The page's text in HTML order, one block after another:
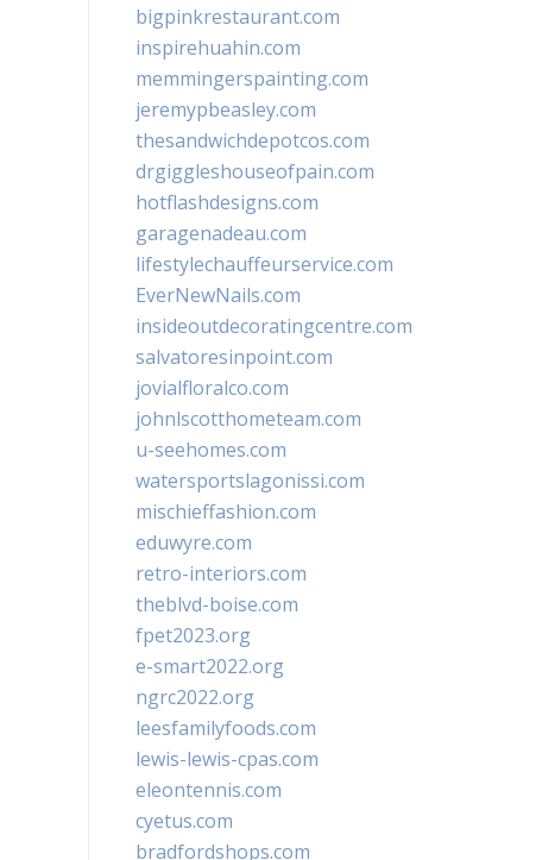
bigpinkrestaurant.com
inspirehuahin.com
memmingerspainting.com
jeremypbeasley.com
thesandwichdepotcos.com
drgiggleshouseofpain.com
hotflashdesigns.com
garagenadeau.com
lifestylechauffeurservice.com
EverNewNails.com
insideoutdecoratingcentre.com
salvatoresinpoint.com
jovialfloralco.com
johnlscotthometeam.com
u-seehomes.com
watersportslagonissi.com
mischieffashion.com
eduwyre.com
retro-interiors.com
theblvd-boise.com
fpet2023.org
e-smart2022.org
ngrc2022.org
leesfamilyfoods.com
lewis-lewis-cpas.com
eleontennis.com
cyetus.com
bradfordshops.com